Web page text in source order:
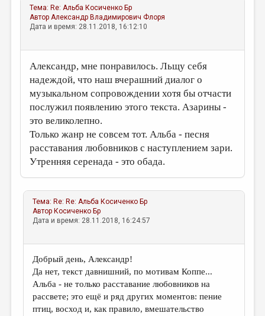
ПУБЛИЦИСТИКА
ЦИКЛЫ ПУБЛИКАЦИЙ
ТРЕДИАКОВСКИЙ
МЕДИА
ВКОНТАКТЕ
Тема: Re: Альба Косиченко Бр
АвторАлександр Владимирович Флоря
Дата и время: 28.11.2018, 16:12:10
Александр, мне понравилось. Льщу себя
надеждой, что наш вчерашний диалог о
музыкальном сопровождении хотя бы отчасти
послужил появлению этого текста. Азарины -
это великолепно.
Только жанр не совсем тот. Альба - песня
расставания любовников с наступлением зари.
Утренняя серенада - это обада.
Тема: Re: Re: Альба Косиченко Бр
Автор Косиченко Бр
Дата и время: 28.11.2018, 16:24:57
Добрый день, Александр!
Да нет, текст давнишний, по мотивам Коппе...
Альба - не только расставание любовников на
рассвете; это ещё и ряд других моментов: пение
птиц, восход и, как правило, вмешательство